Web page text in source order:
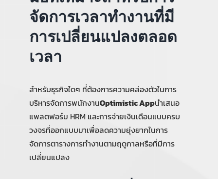
จัดการเวลาทำงานที่มี
การเปลี่ยนแปลงตลอด
เวลา
สำหรับธุรกิจใดๆ ที่ต้องการความคล่องตัวในการ
บริหารจัดการพนักงานOptimistic Appนำเสนอ
แพลตฟอร์ม HRM และการจ่ายเงินเดือนแบบครบ
วงจรที่ออกแบบมาเพื่อลดความยุ่งยากในการ
จัดการตารางการทำงานตามฤดูกาลหรือที่มีการ
เปลี่ยนแปลง